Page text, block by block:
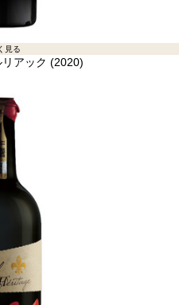
見る
アック (2020)